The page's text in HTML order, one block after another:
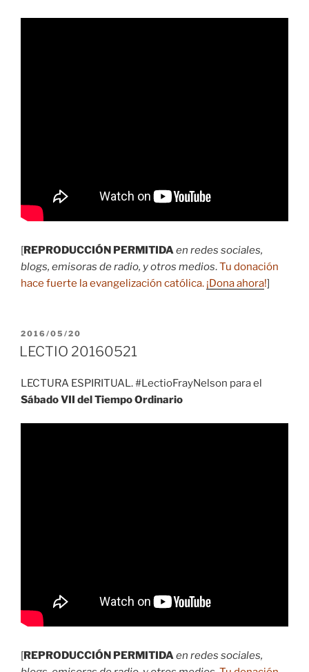
[REPRODUCCIÓN PERMITIDA en redes sociales,
blogs, emisoras de radio, y otros medios.Tu donación
hace fuerte la evangelización católica. ¡Dona ahora!]
PUBLICADO
EL
2016/05/20
LECTIO 20160521
LECTURA ESPIRITUAL. #LectioFrayNelson para el
Sábado VII del Tiempo Ordinario
[REPRODUCCIÓN PERMITIDAen redes sociales,